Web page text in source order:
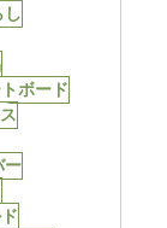
ボード
ー